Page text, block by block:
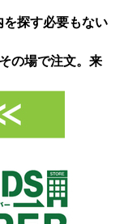
探す必要もない
の場で注文。来